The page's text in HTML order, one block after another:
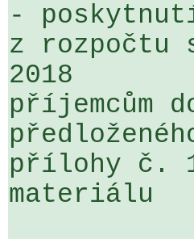
-
z rozpočtu
2018
příjemcům
přílohy č.
materiálu